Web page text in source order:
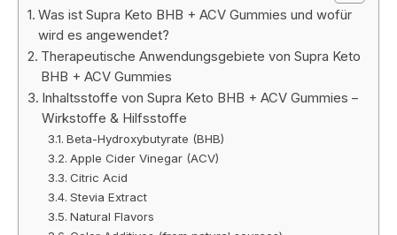
Was ist Supra Keto BHB + ACV Gummies und wofür
wird es angewendet?
Therapeutische Anwendungsgebiete von Supra Keto
BHB + ACV Gummies
Inhaltsstoffe von Supra Keto BHB + ACV Gummies –
Wirkstoffe & Hilfsstoffe
Beta-Hydroxybutyrate (BHB)
Apple Cider Vinegar (ACV)
Citric Acid
Stevia Extract
Natural Flavors